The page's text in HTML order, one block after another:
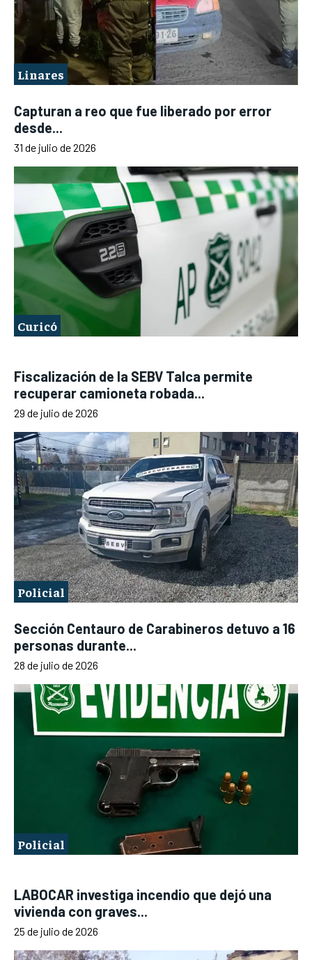
Linares
Capturan a reo que fue liberado por error
desde...
31 de julio de 2026
Curicó
Fiscalización de la SEBV Talca permite
recuperar camioneta robada...
29 de julio de 2026
Policial
Sección Centauro de Carabineros detuvo a 16
personas durante...
28 de julio de 2026
Policial
LABOCAR investiga incendio que dejó una
vivienda con graves...
25 de julio de 2026